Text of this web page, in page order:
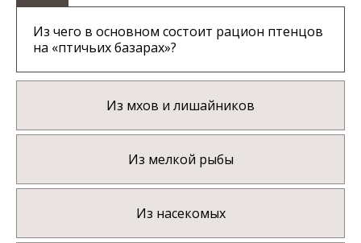
Из чего в основном состоит рацион птенцов
на «птичьих базарах»?
Из мхов и лишайников
Из мелкой рыбы
Из насекомых